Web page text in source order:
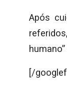
Após
[/